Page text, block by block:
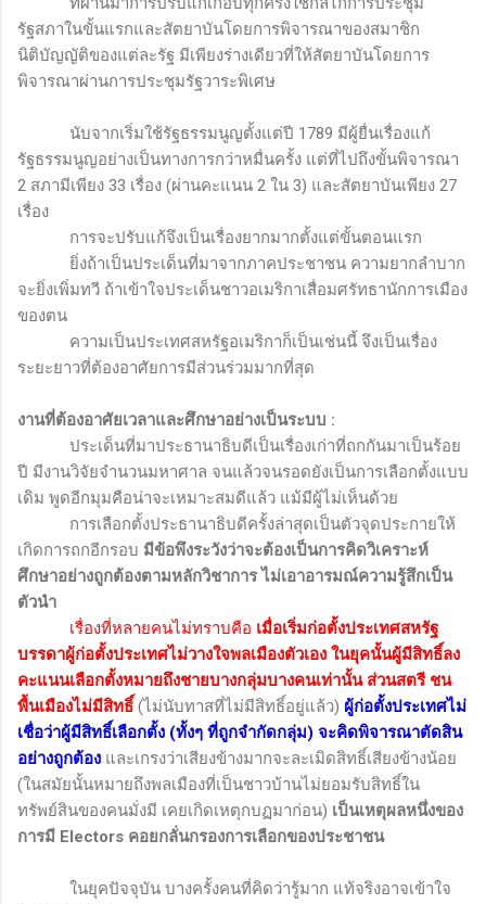
รัฐสภาในขั้นแรกและสัตยาบันโดยการพิจารณาของสมาชิก
นิติบัญญัติของแต่ละรัฐ มีเพียงร่างเดียวที่ให้สัตยาบันโดยการ
พิจารณาผ่านการประชุมรัฐวาระพิเศษ
นับจากเริ่มใช้รัฐธรรมนูญตั้งแต่ปี 1789 มีผู้ยื่นเรื่องแก้
รัฐธรรมนูญอย่างเป็นทางการกว่าหมื่นครั้ง แต่ที่ไปถึงขั้นพิจารณา
2 สภามีเพียง 33 เรื่อง (ผ่านคะแนน 2 ใน 3) และสัตยาบันเพียง 27
เรื่อง
การจะปรับแก้จึงเป็นเรื่องยากมากตั้งแต่ขั้นตอนแรก
ยิ่งถ้าเป็นประเด็นที่มาจากภาคประชาชน ความยากลำบาก
จะยิ่งเพิ่มทวี ถ้าเข้าใจประเด็นชาวอเมริกาเสื่อมศรัทธานักการเมือง
ของตน
ความเป็นประเทศสหรัฐอเมริกาก็เป็นเช่นนี้ จึงเป็นเรื่อง
ระยะยาวที่ต้องอาศัยการมีส่วนร่วมมากที่สุด
งานที่ต้องอาศัยเวลาและศึกษาอย่างเป็นระบบ :
ประเด็นที่มาประธานาธิบดีเป็นเรื่องเก่าที่ถกกันมาเป็นร้อย
ปี มีงานวิจัยจำนวนมหาศาล จนแล้วจนรอดยังเป็นการเลือกตั้งแบบ
เดิม พูดอีกมุมคือน่าจะเหมาะสมดีแล้ว แม้มีผู้ไม่เห็นด้วย
การเลือกตั้งประธานาธิบดีครั้งล่าสุดเป็นตัวจุดประกายให้
เกิดการถกอีกรอบ มีข้อพึงระวังว่าจะต้องเป็นการคิดวิเคราะห์
ศึกษาอย่างถูกต้องตามหลักวิชาการ ไม่เอาอารมณ์ความรู้สึกเป็น
ตัวนำ
เรื่องที่หลายคนไม่ทราบคือ เมื่อเริ่มก่อตั้งประเทศสหรัฐ
บรรดาผู้ก่อตั้งประเทศไม่วางใจพลเมืองตัวเอง ในยุคนั้นผู้มีสิทธิ์ลง
คะแนนเลือกตั้งหมายถึงชายบางกลุ่มบางคนเท่านั้น ส่วนสตรี ชน
พื้นเมืองไม่มีสิทธิ์ (ไม่นับทาสที่ไม่มีสิทธิ์อยู่แล้ว) ผู้ก่อตั้งประเทศไม่
เชื่อว่าผู้มีสิทธิ์เลือกตั้ง (ทั้งๆ ที่ถูกจำกัดกลุ่ม) จะคิดพิจารณาตัดสิน
อย่างถูกต้อง และเกรงว่าเสียงข้างมากจะละเมิดสิทธิ์เสียงข้างน้อย
(ในสมัยนั้นหมายถึงพลเมืองที่เป็นชาวบ้านไม่ยอมรับสิทธิ์ใน
ทรัพย์สินของคนมั่งมี เคยเกิดเหตุกบฏมาก่อน) เป็นเหตุผลหนึ่งของ
การมี Electors คอยกลั่นกรองการเลือกของประชาชน
ในยุคปัจจุบัน บางครั้งคนที่คิดว่ารู้มาก แท้จริงอาจเข้าใจ